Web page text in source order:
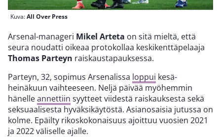
Kuva:All Over Press
Arsenal-manageri Mikel Arteta on sitä mieltä, että
seura noudatti oikeaa protokollaa keskikenttäpelaaja
Thomas Parteyn raiskaustapauksessa.
Parteyn, 32, sopimus Arsenalissa loppui kesä-
heinäkuun vaihteeseen. Neljä päivää myöhemmin
hänelleannettiin syytteet viidestä raiskauksesta sekä
seksuaalisesta hyväksikäytöstä. Asianosaisia jutussa on
kolme. Epäilty rikoskokonaisuus ajoittuu vuosien 2021
ja 2022 väliselle ajalle.